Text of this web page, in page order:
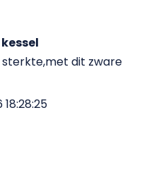
sterkte,met dit zware
18:28:25